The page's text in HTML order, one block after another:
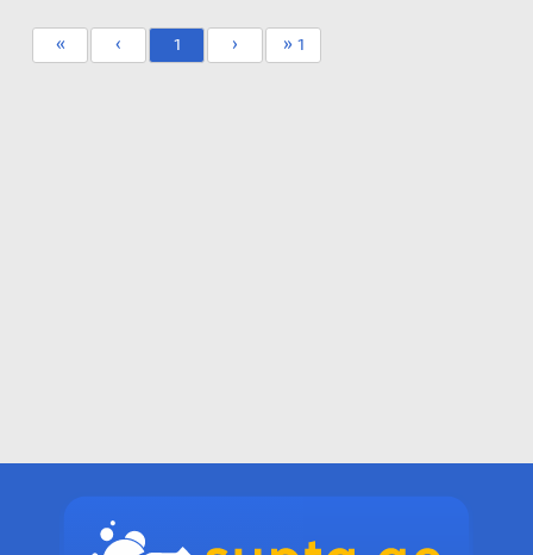
« ‹ 1 › » 1